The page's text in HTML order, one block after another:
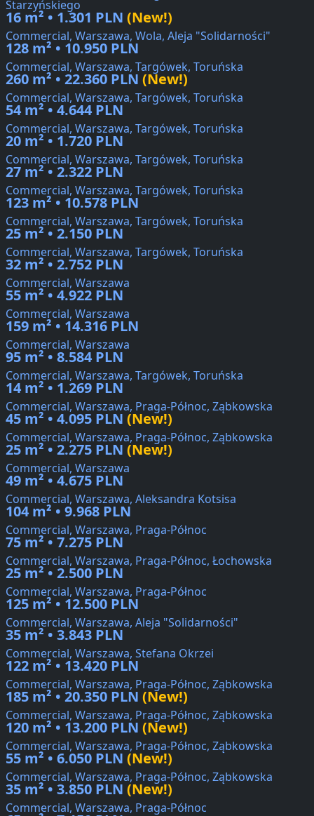
Starzyńskiego
16 m² • 1.301 PLN (New!)
Commercial, Warszawa, Wola, Aleja "Solidarności"
128 m² • 10.950 PLN
Commercial, Warszawa, Targówek, Toruńska
260 m² • 22.360 PLN (New!)
Commercial, Warszawa, Targówek, Toruńska
54 m² • 4.644 PLN
Commercial, Warszawa, Targówek, Toruńska
20 m² • 1.720 PLN
Commercial, Warszawa, Targówek, Toruńska
27 m² • 2.322 PLN
Commercial, Warszawa, Targówek, Toruńska
123 m² • 10.578 PLN
Commercial, Warszawa, Targówek, Toruńska
25 m² • 2.150 PLN
Commercial, Warszawa, Targówek, Toruńska
32 m² • 2.752 PLN
Commercial, Warszawa
55 m² • 4.922 PLN
Commercial, Warszawa
159 m² • 14.316 PLN
Commercial, Warszawa
95 m² • 8.584 PLN
Commercial, Warszawa, Targówek, Toruńska
14 m² • 1.269 PLN
Commercial, Warszawa, Praga-Północ, Ząbkowska
45 m² • 4.095 PLN (New!)
Commercial, Warszawa, Praga-Północ, Ząbkowska
25 m² • 2.275 PLN (New!)
Commercial, Warszawa
49 m² • 4.675 PLN
Commercial, Warszawa, Aleksandra Kotsisa
104 m² • 9.968 PLN
Commercial, Warszawa, Praga-Północ
75 m² • 7.275 PLN
Commercial, Warszawa, Praga-Północ, Łochowska
25 m² • 2.500 PLN
Commercial, Warszawa, Praga-Północ
125 m² • 12.500 PLN
Commercial, Warszawa, Aleja "Solidarności"
35 m² • 3.843 PLN
Commercial, Warszawa, Stefana Okrzei
122 m² • 13.420 PLN
Commercial, Warszawa, Praga-Północ, Ząbkowska
185 m² • 20.350 PLN (New!)
Commercial, Warszawa, Praga-Północ, Ząbkowska
120 m² • 13.200 PLN (New!)
Commercial, Warszawa, Praga-Północ, Ząbkowska
55 m² • 6.050 PLN (New!)
Commercial, Warszawa, Praga-Północ, Ząbkowska
35 m² • 3.850 PLN (New!)
Commercial, Warszawa, Praga-Północ